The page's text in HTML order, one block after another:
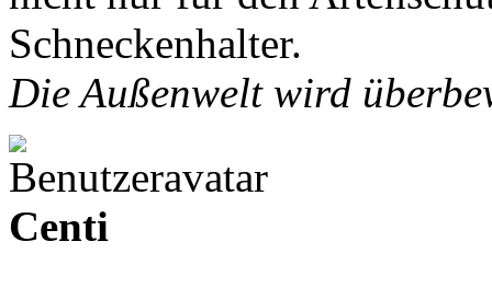
Schneckenhalter.
Die Außenwelt wird
Centi